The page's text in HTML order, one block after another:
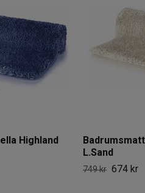
Highland
L.Sand
749 kr 674 kr